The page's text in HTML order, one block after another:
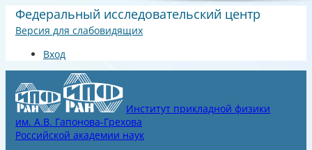
Федеральный исследовательский центр
Версия для слабовидящих
Вход
Институт прикладной физики
им. А.В. Гапонова-Грехова
Российской академии наук